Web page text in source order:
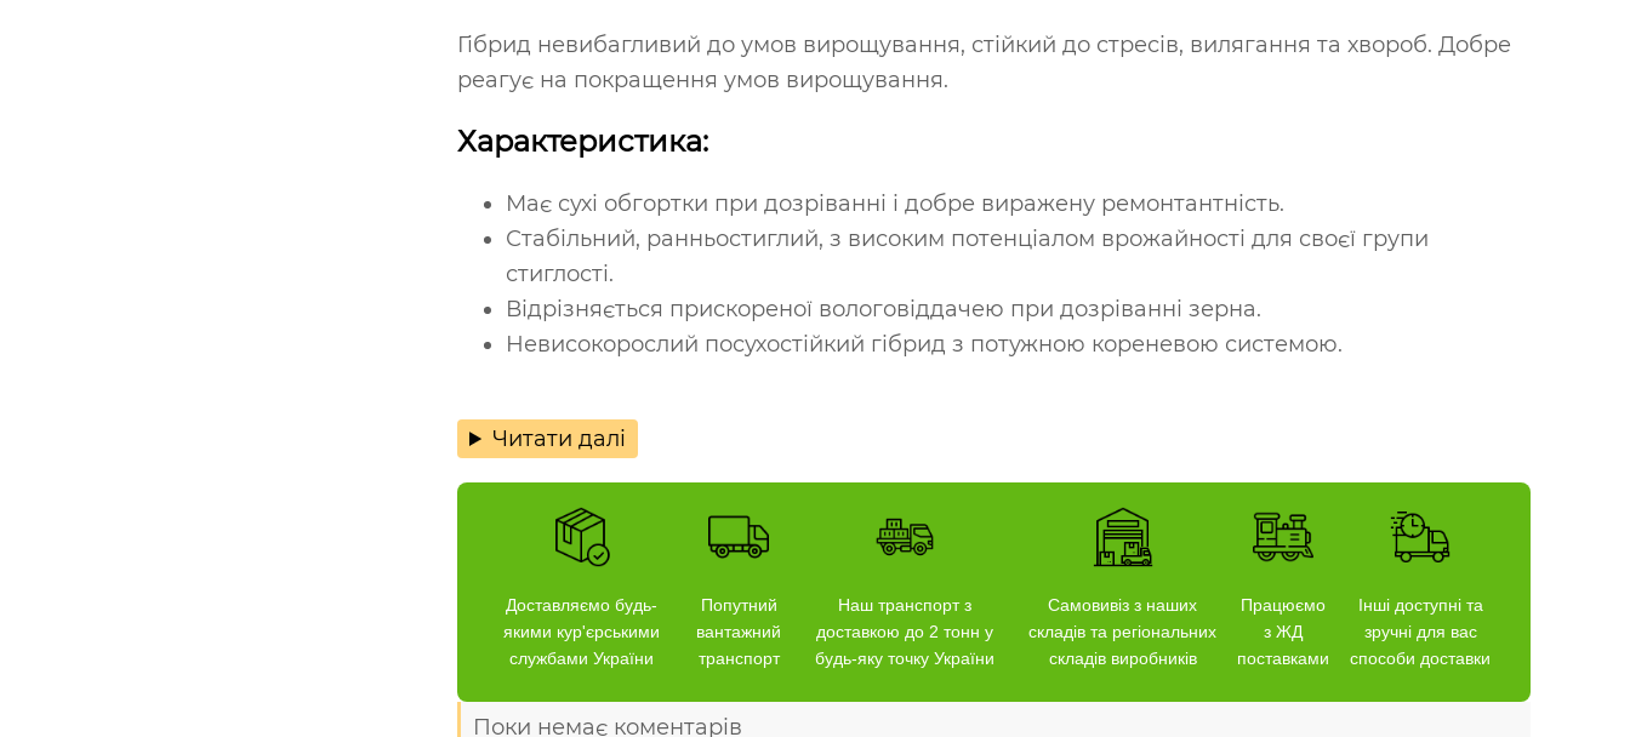
Гібрид невибагливий до умов вирощування, стійкий до стресів, вилягання та хвороб. Добре
реагує на покращення умов вирощування.
Характеристика:
Має сухі обгортки при дозріванні і добре виражену ремонтантність.
Стабільний, ранньостиглий, з високим потенціалом врожайності для своєї групи
стиглості.
Відрізняється прискореної вологовіддачею при дозріванні зерна.
Невисокорослий посухостійкий гібрид з потужною кореневою системою.
Читати далі
Доставляємо будь-
якими кур'єрськими
службами України
Попутний
вантажний
транспорт
Наш транспорт з
доставкою до 2 тонн у
будь-яку точку України
Самовивіз з наших
складів та регіональних
складів виробників
Працюємо
з ЖД
поставками
Інші доступні та
зручні для вас
способи доставки
Поки немає коментарів